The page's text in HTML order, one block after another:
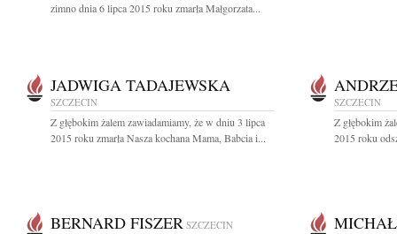
zimno dnia 6 lipca 2015 roku zmarła Małgorzata...
JADWIGA TADAJEWSKA
SZCZECIN
Z głębokim żalem zawiadamiamy, że w dniu 3 lipca
2015 roku zmarła Nasza kochana Mama, Babcia i...
SZCZECIN
Z głębokim
2015 roku
BERNARD FISZER SZCZECIN